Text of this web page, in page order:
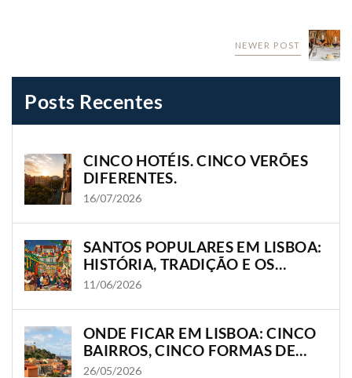
NEWER POST
Posts Recentes
CINCO HOTÉIS. CINCO VERÕES
DIFERENTES.
16/07/2026
SANTOS POPULARES EM LISBOA:
HISTÓRIA, TRADIÇÃO E OS
BAIRROS ONDE A CIDADE
11/06/2026
ONDE FICAR EM LISBOA: CINCO
BAIRROS, CINCO FORMAS DE
VIVER A CIDADE
26/05/2026